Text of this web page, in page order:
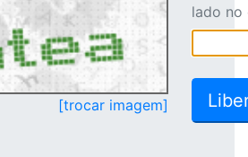
[trocar imagem]
lado no